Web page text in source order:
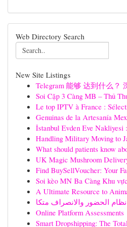
Web Directory Search
New Site Listings
Telegram 能够 达到什么？
Soi Cặp 3 Càng MB – Thủ
Le top IPTV à France :
Genuinas de la Artesanía
İstanbul Evden Eve Nakliyesi
Handling Military Moving to
What should patients know
UK Magic Mushroom
Find BuySellVoucher: Your
Soi kèo MN Ba Càng Khu
A Ultimate Resource to
Online Platform Assessments
Smart Dropshipping: The